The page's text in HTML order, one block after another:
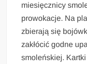
miesięcznicy
prowokacje. Na
zbierają się
zakłócić godne
smoleńskiej.